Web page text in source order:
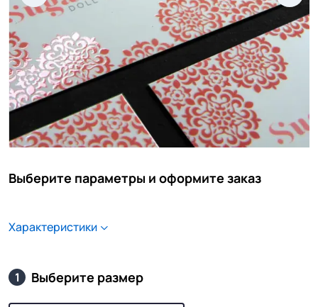
Выберите параметры и оформите заказ
Характеристики
1 Выберите размер